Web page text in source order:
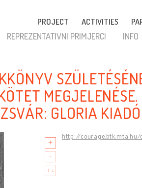
PROJECT ACTIVITIES
REPREZENTATIVNI PRIMJERCI INFO
GLORIA KIADÓ
http://